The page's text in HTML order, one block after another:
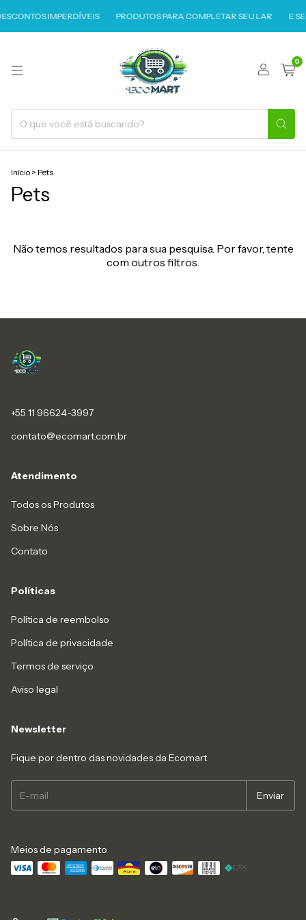
IMPERDÍVEIS PRODUTOS PARA COMPLETAR SEU LAR E
0
Início > Pets
Pets
Não temos resultados para sua pesquisa. Por favor, tente
com outros filtros.
+55 11 96624-3997
contato@ecomart.com.br
Atendimento
Todos os Produtos
Sobre Nós
Contato
Políticas
Política de reembolso
Política de privacidade
Termos de serviço
Aviso legal
Newsletter
Fique por dentro das novidades da Ecomart
Meios de pagamento